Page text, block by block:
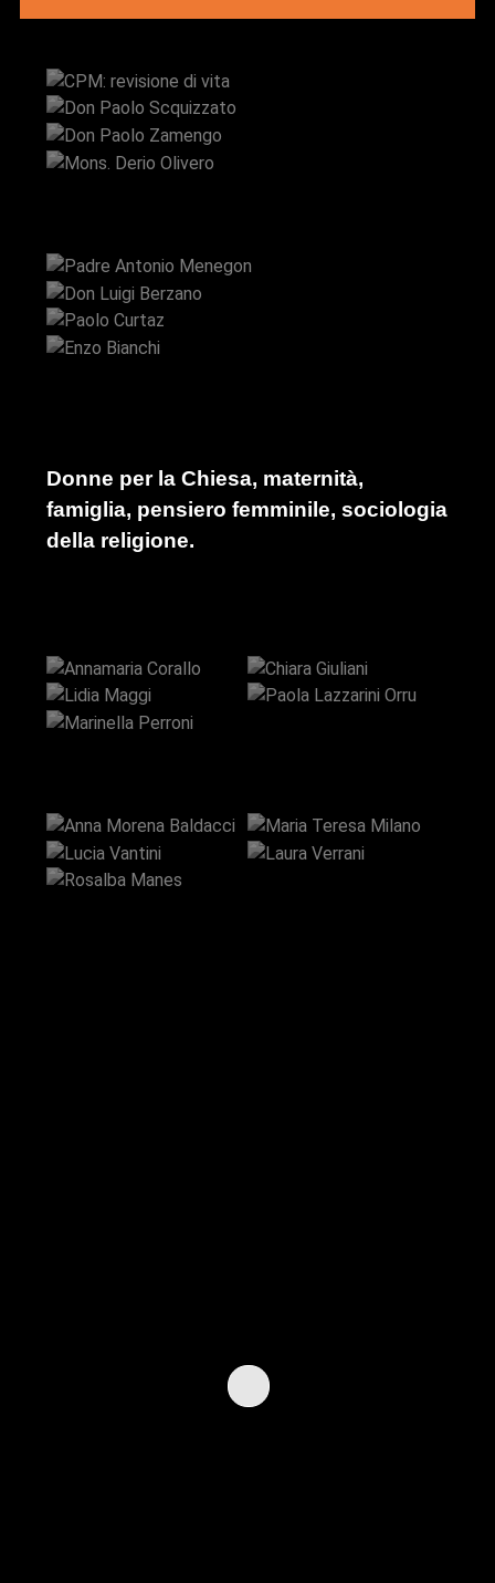
Don Paolo Scquizzato
Don Paolo Zamengo
Mons. Derio Olivero
Don Luigi Berzano
Paolo Curtaz
Donne per la Chiesa, maternità,
famiglia, pensiero femminile, sociologia
della religione.
Lidia Maggi
Lazzarini Orru
Marinella
Perroni
Lucia Vantini
Laura Verrani
Rosalba
Manes